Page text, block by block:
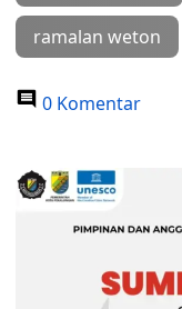
ramalan weton
0 Komentar